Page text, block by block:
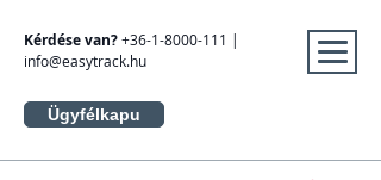
Kérdése van?+36-1-8000-111 |
info@easytrack.hu
Ügyfélkapu